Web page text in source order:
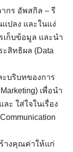
กร อัพสกิล – รี
ปลง และในแง่
เก็บข้อมูล และนำ
สิทธิผล (Data
บริบทของการ
เพื่อนำ
ะ ใส่ใจในเรื่อง
างคุณค่าให้แก่